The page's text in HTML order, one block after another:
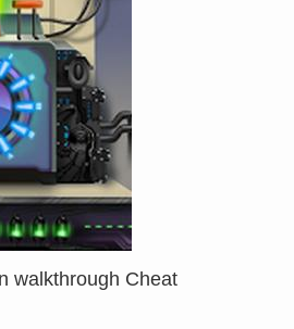
walkthrough Cheat